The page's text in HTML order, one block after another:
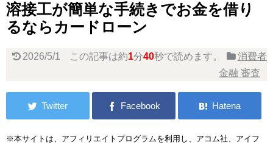
溶接工が簡単な手続きでお金を借り
るならカードローン
2026/5/1 この記事は約1分40秒で読めます。
消費者
金融 審査
※本サイトは、アフィリエイトプログラムを利用し、アコム社、アイフ